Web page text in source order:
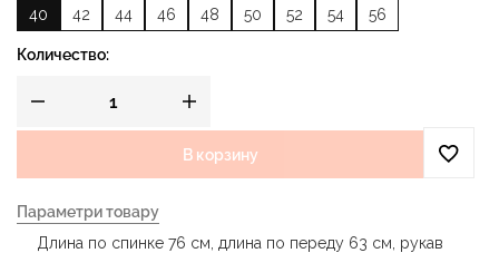
40 42 44 46 48 50 52 54 56
Количество:
В корзину
Параметри товару
Длина по спинке 76 см, длина по переду 63 см, рукав